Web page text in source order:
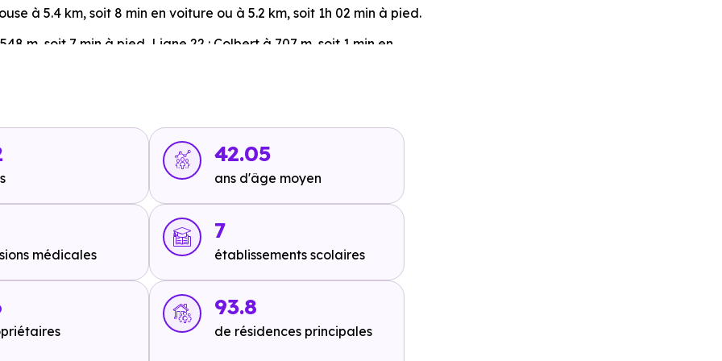
à 5.4 km, soit 8 min en voiture ou à 5.2 km, soit 1h 02 min à pied.
m, soit 7 min à pied Ligne 22 : Colbert à 707 m, soit 1 min en
ou à 4.6 km, soit 55 min à pied
en voiture ou à 3.3 km, soit 40 min à pied
min à pied.
42.05
ans d'âge moyen
médicales
7
établissements scolaires
93.8
de résidences principales